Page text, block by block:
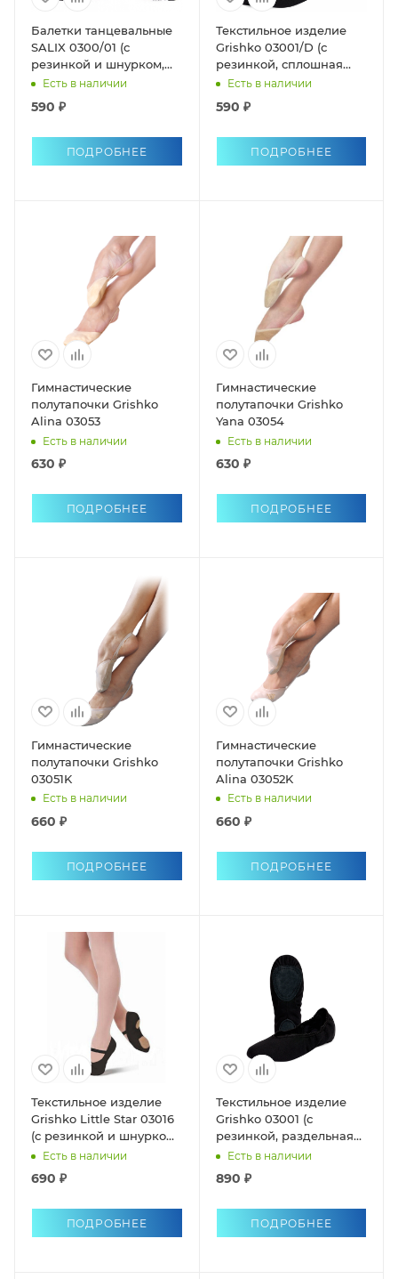
Балетки танцевальные
SALIX 0300/01 (с
резинкой и шнурком,
раздельная подошва)
Есть в наличии
590 ₽
ПОДРОБНЕЕ
Текстильное изделие
Grishko 03001/D (с
резинкой, сплошная
подошва)
Есть в наличии
590 ₽
ПОДРОБНЕЕ
Гимнастические
полутапочки Grishko
Alina 03053
Есть в наличии
630 ₽
ПОДРОБНЕЕ
Гимнастические
полутапочки Grishko
Yana 03054
Есть в наличии
630 ₽
ПОДРОБНЕЕ
Гимнастические
полутапочки Grishko
03051K
Есть в наличии
660 ₽
ПОДРОБНЕЕ
Гимнастические
полутапочки Grishko
Alina 03052K
Есть в наличии
660 ₽
ПОДРОБНЕЕ
Текстильное изделие
Grishko Little Star 03016
(с резинкой и шнурком,
раздельная подошва)
Есть в наличии
690 ₽
ПОДРОБНЕЕ
Текстильное изделие
Grishko 03001 (с
резинкой, раздельная
подошва)
Есть в наличии
890 ₽
ПОДРОБНЕЕ